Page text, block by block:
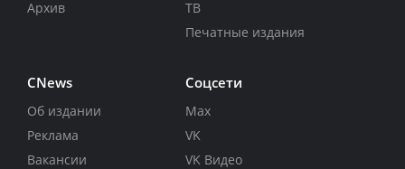
Архив
ТВ
Печатные издания
CNews
Об издании
Реклама
Вакансии
Соцсети
Max
VK
VK Видео